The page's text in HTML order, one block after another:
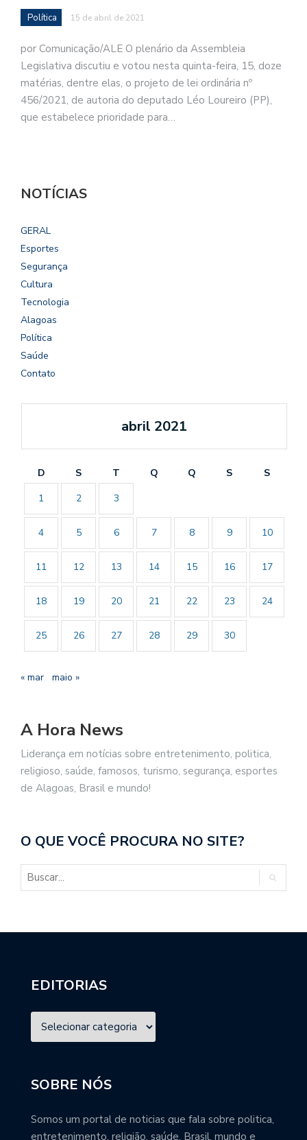
Política 15 de abril de 2021
por Comunicação/ALE O plenário da Assembleia
Legislativa discutiu e votou nesta quinta-feira, 15, doze
matérias, dentre elas, o projeto de lei ordinária nº
456/2021, de autoria do deputado Léo Loureiro (PP),
que estabelece prioridade para…
NOTÍCIAS
GERAL
Esportes
Segurança
Cultura
Tecnologia
Alagoas
Política
Saúde
Contato
abril 2021
D S T Q Q S
S
1
2 3
4 5 6 7 8 9 10
11 12 13 14 15 16 17
18 19 20 21 22 23 24
25 26 27 28 29 30
« mar maio »
A Hora News
Liderança em notícias sobre entretenimento, politica,
religioso, saúde, famosos, turismo, segurança, esportes
de Alagoas, Brasil e mundo!
O QUE VOCÊ PROCURA NO SITE?
EDITORIAS
SOBRE NÓS
Somos um portal de noticias que fala sobre politica,
entretenimento, religião, saúde, Brasil, mundo e